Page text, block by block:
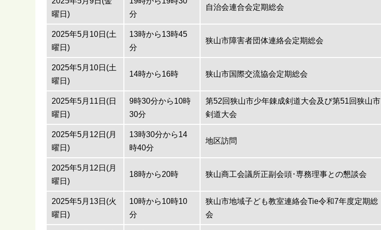
曜日)
分
自治会連合会定期総会
2025年5月10日(土
曜日)
13時から13時45
分
狭山市障害者団体連絡会定期総会
2025年5月10日(土
曜日)
14時から16時 狭山市国際交流協会定期総会
2025年5月11日(日
曜日)
9時30分から10時
30分
第52回狭山市少年錬成剣道大会及び第51回狭山市
剣道大会
2025年5月12日(月
曜日)
13時30分から14
時40分
地区訪問
2025年5月12日(月
曜日)
18時から20時 狭山商工会議所正副会頭･専務理事との懇談会
2025年5月13日(火
曜日)
10時から10時10
分
狭山市地域子ども教室連絡会Tie令和7年度定期総
会